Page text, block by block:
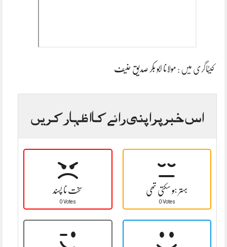
کیٹاگری میں : مولانا ابو بکر صدیق حنیف
اس خبر پر اپنی رائے کا اظہار کریں
سخت نا پسند
0 Votes
بہتر ہو سکتی تھی
0 Votes